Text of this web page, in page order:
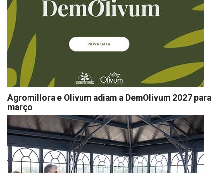
Agromillora e Olivum adiam a DemOlivum 2027 para
março